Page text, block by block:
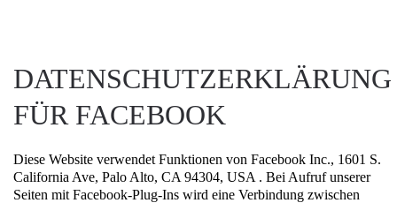
DATENSCHUTZERKLÄRUNG
FÜR FACEBOOK
Diese Website verwendet Funktionen von Facebook Inc., 1601 S.
California Ave, Palo Alto, CA 94304, USA . Bei Aufruf unserer
Seiten mit Facebook-Plug-Ins wird eine Verbindung zwischen